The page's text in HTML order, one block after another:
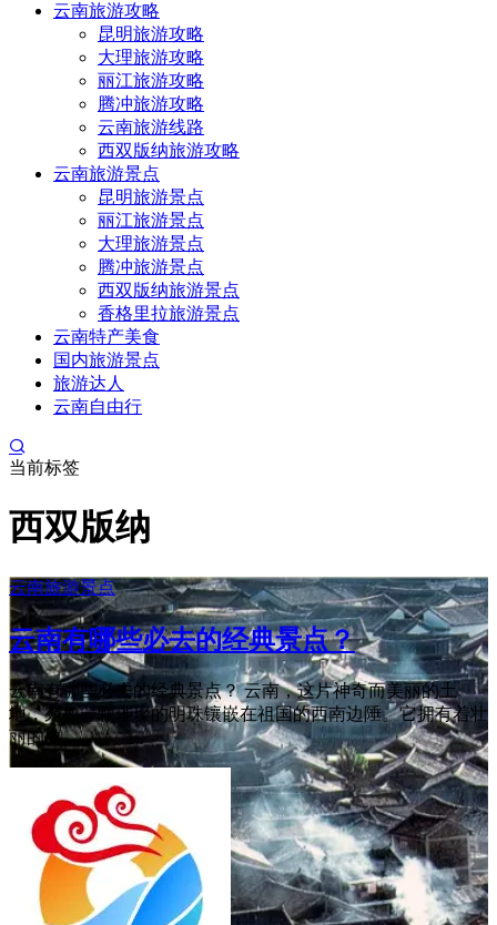
云南旅游攻略
昆明旅游攻略
大理旅游攻略
丽江旅游攻略
腾冲旅游攻略
云南旅游线路
西双版纳旅游攻略
云南旅游景点
昆明旅游景点
丽江旅游景点
大理旅游景点
腾冲旅游景点
西双版纳旅游景点
香格里拉旅游景点
云南特产美食
国内旅游景点
旅游达人
云南自由行
当前标签
西双版纳
云南旅游景点
云南有哪些必去的经典景点？
云南有哪些必去的经典景点？ 云南，这片神奇而美丽的土
地，宛如一颗璀璨的明珠镶嵌在祖国的西南边陲。它拥有着壮
丽的自 ...